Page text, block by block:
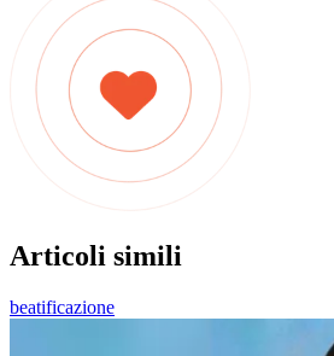
Articoli simili
beatificazione